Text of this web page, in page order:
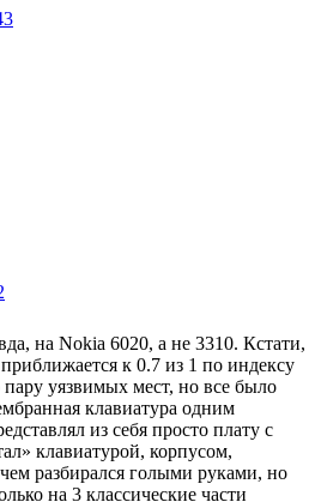
на Nokia 6020, а не 3310. Кстати,
к 0.7 из 1 по индексу
уязвимых мест, но все было
клавиатура одним
из себя просто плату с
клавиатурой, корпусом,
разбирался голыми руками, но
на 3 классические части